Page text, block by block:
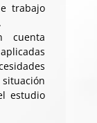
trabajo
cuenta
estudio